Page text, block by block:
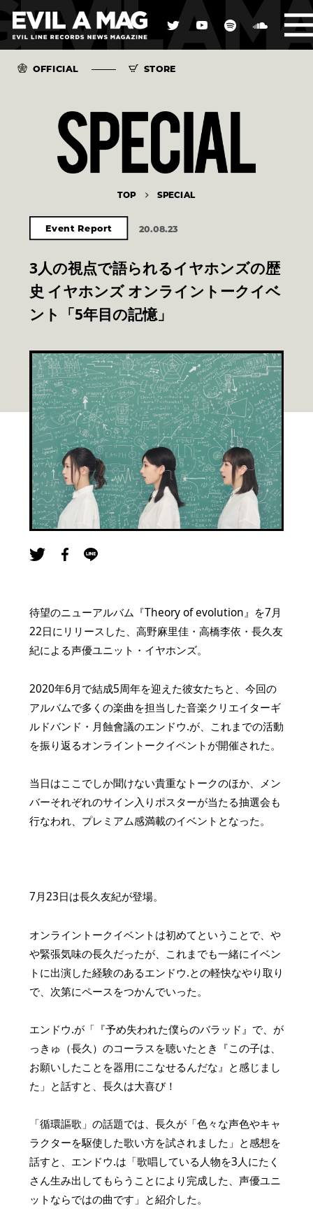
OFFICIAL STORE
TOP SPECIAL
Event Report 20.08.23
3人の視点で語られるイヤホンズの歴
史 イヤホンズ オンライントークイベ
ント「5年目の記憶」
待望のニューアルバム『Theory of evolution』を7月
22日にリリースした、高野麻里佳・高橋李依・長久友
紀による声優ユニット・イヤホンズ。
2020年6月で結成5周年を迎えた彼女たちと、今回の
アルバムで多くの楽曲を担当した音楽クリエイターギ
ルドバンド・月蝕會議のエンドウ.が、これまでの活動
を振り返るオンライントークイベントが開催された。
当日はここでしか聞けない貴重なトークのほか、メン
バーそれぞれのサイン入りポスターが当たる抽選会も
行なわれ、プレミアム感満載のイベントとなった。
7月23日は長久友紀が登場。
オンライントークイベントは初めてということで、や
や緊張気味の長久だったが、これまでも一緒にイベン
トに出演した経験のあるエンドウ.との軽快なやり取り
で、次第にペースをつかんでいった。
エンドウ.が「『予め失われた僕らのバラッド』で、が
っきゅ（長久）のコーラスを聴いたとき『この子は、
お願いしたことを器用にこなせるんだな』と感じまし
た」と話すと、長久は大喜び！
「循環謳歌」の話題では、長久が「色々な声色やキャ
ラクターを駆使した歌い方を試されました」と感想を
話すと、エンドウ.は「歌唱している人物を3人にたく
さん生み出してもらうことにより完成した、声優ユニ
ットならではの曲です」と紹介した。